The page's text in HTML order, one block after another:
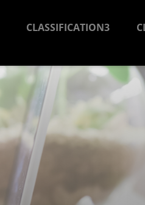
CLASSIFICATION3